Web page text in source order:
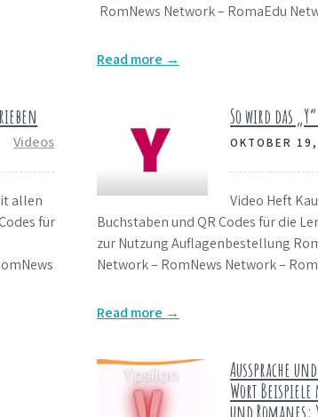
RomNews Network – RomaEdu
Read more →
Videos
allen
für
So wird das
OKTOBER
Video Heft
Buchstaben und QR Codes für die
zur Nutzung Auflagenbestellung
Network – RomNews Network –
Read more →
Aussprache
Wort Beispiele
und Romanes: